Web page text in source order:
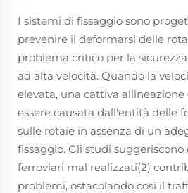
I sistemi di fissaggio sono
prevenire il deformarsi delle
problema critico per la
ad alta velocità. Quando la
elevata, una cattiva
essere causata dall'entità delle
sulle rotaie in assenza di un
fissaggio. Gli studi suggeriscono
ferroviari mal realizzati(2)
problemi, ostacolando così il